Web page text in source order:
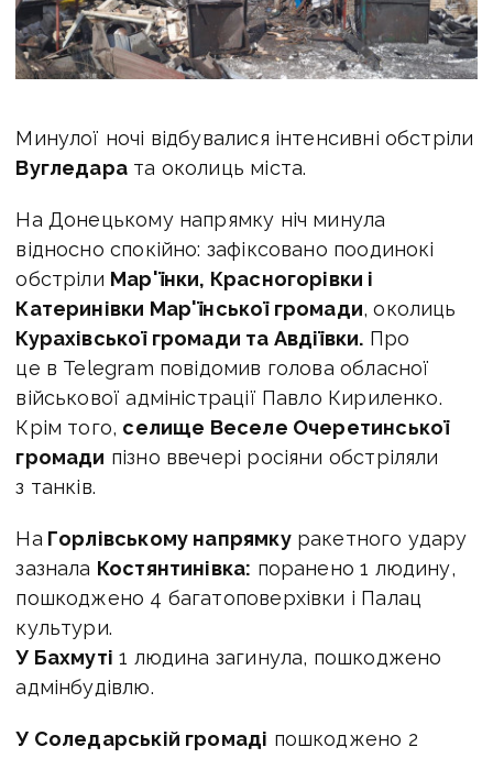
Минулої ночі відбувалися інтенсивні обстріли
Вугледара та околиць міста.
На Донецькому напрямку ніч минула
відносно спокійно: зафіксовано поодинокі
обстріли Мар'їнки, Красногорівки і
Катеринівки Мар'їнської громади, околиць
Курахівської громади та Авдіївки. Про
це в Telegram повідомив голова обласної
військової адміністрації Павло Кириленко.
Крім того, селище Веселе Очеретинської
громади пізно ввечері росіяни обстріляли
з танків.
На Горлівському напрямкуракетного удару
зазнала Костянтинівка: поранено 1 людину,
пошкоджено 4 багатоповерхівки і Палац
культури.
У Бахмуті 1 людина загинула, пошкоджено
адмінбудівлю.
У Соледарській громаді пошкоджено 2